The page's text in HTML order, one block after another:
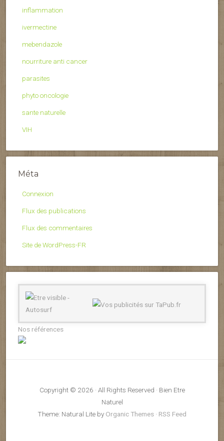
inflammation
ivermectine
mebendazole
nourriture anti cancer
parasites
phyto oncologie
sante naturelle
VIH
Méta
Connexion
Flux des publications
Flux des commentaires
Site de WordPress-FR
Nos références
Copyright © 2026 · All Rights Reserved · Bien Etre
Naturel
Theme: Natural Lite by Organic Themes · RSS Feed